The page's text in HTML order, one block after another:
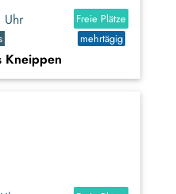
Uhr
Freie Plätze
mehrtägig
Kneippen